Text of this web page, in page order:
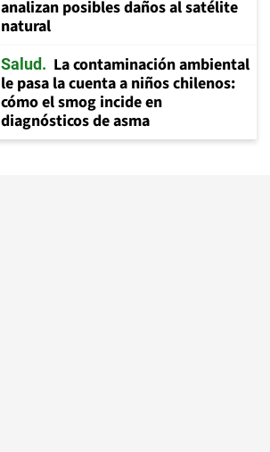
analizan posibles daños al satélite
natural
Salud
La contaminación ambiental
le pasa la cuenta a niños chilenos:
cómo el smog incide en
diagnósticos de asma